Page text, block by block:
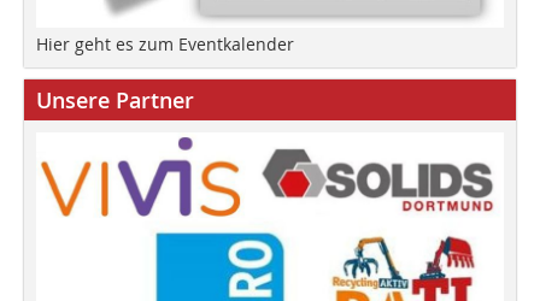
Hier geht es zum Eventkalender
Unsere Partner